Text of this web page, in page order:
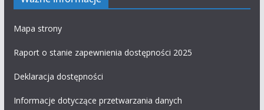
Mapa strony
Raport o stanie zapewnienia dostępności 2025
Deklaracja dostępności
Informacje dotyczące przetwarzania danych